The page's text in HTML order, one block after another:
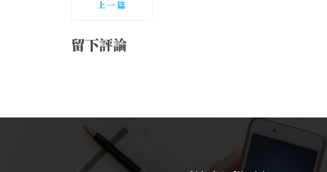
上一篇
留下評論